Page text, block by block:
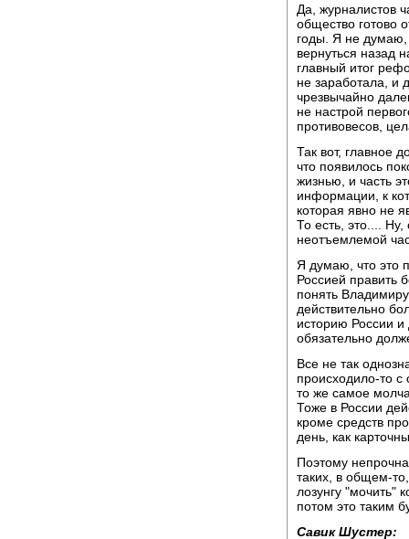
Да, журналистов
общество готово
годы. Я не думаю,
вернуться назад
главный итог
не заработала, и
чрезвычайно
не настрой
противовесов,
Так вот, главное
что появилось
жизнью, и часть
информации, к
которая явно не
То есть, это....
неотъемлемой
Я думаю, что это
Россией править
понять
действительно
историю России и
обязательно
Все не так
происходило-то с
то же самое
Тоже в России
кроме средств
день, как
Поэтому
таких, в общем-
лозунгу "мочить"
потом это таким
Савик Шустер: